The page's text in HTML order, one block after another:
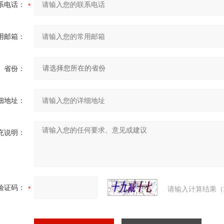
电话：
邮箱：
省份：
地址：
说明：
证码： 请输入计算结果